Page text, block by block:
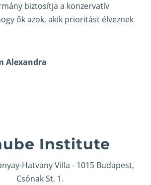
biztosítja a konzervatív
ők azok, akik prioritást élveznek
Alexandra
Institute
Hatvany Villa - 1015 Budapest,
Csónak St. 1.